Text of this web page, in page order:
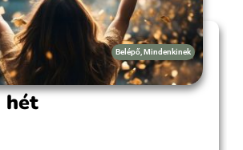
Belépő Mindenkinek
hét